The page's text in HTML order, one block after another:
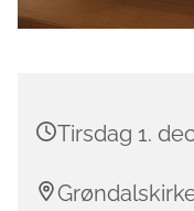
Tirsdag 1.